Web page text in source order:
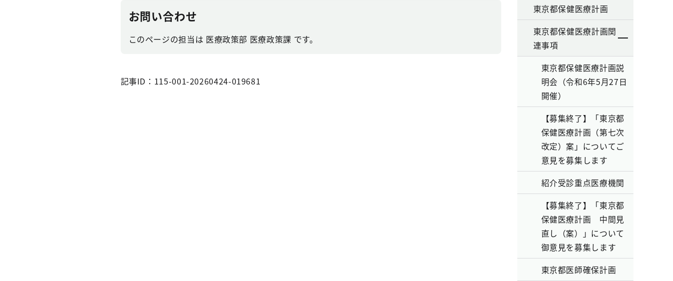
お問い合わせ
このページの担当は 医療政策部 医療政策課 です。
記事ID：115-001-20260424-019681
東京都保健医療計画
東京都保健医療計画関
連事項
東京都保健医療計画説
明会（令和6年5月27日
開催）
【募集終了】「東京都
保健医療計画（第七次
改定）案」についてご
意見を募集します
紹介受診重点医療機関
【募集終了】「東京都
保健医療計画 中間見
直し（案）」について
御意見を募集します
東京都医師確保計画